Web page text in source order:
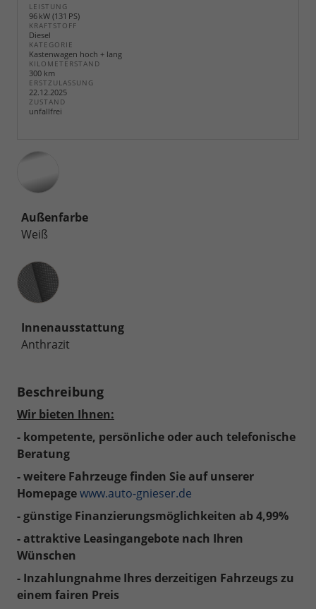
LEISTUNG
96 kW (131 PS)
KRAFTSTOFF
Diesel
KATEGORIE
Kastenwagen hoch + lang
KILOMETERSTAND
300 km
ERSTZULASSUNG
22.12.2025
ZUSTAND
unfallfrei
Außenfarbe
Weiß
Innenausstattung
Innenausstattung
Anthrazit
Beschreibung
Wir bieten Ihnen:
- kompetente, persönliche oder auch telefonische
Beratung
- weitere Fahrzeuge finden Sie auf unserer
Homepagewww.auto-gnieser.de
- günstige Finanzierungsmöglichkeiten ab 4,99%
- attraktive Leasingangebote nach Ihren
Wünschen
- Inzahlungnahme Ihres derzeitigen Fahrzeugs zu
einem fairen Preis